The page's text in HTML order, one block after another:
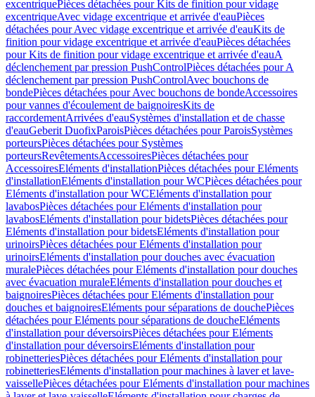
excentriquePièces détachées pour Kits de finition pour vidage
excentriqueAvec vidage excentrique et arrivée d'eauPièces
détachées pour Avec vidage excentrique et arrivée d'eauKits de
finition pour vidage excentrique et arrivée d'eauPièces détachées
pour Kits de finition pour vidage excentrique et arrivée d'eauA
déclenchement par pression PushControlPièces détachées pour A
déclenchement par pression PushControlAvec bouchons de
bondePièces détachées pour Avec bouchons de bondeAccessoires
pour vannes d'écoulement de baignoiresKits de
raccordementArrivées d'eauSystèmes d'installation et de chasse
d'eauGeberit DuofixParoisPièces détachées pour ParoisSystèmes
porteursPièces détachées pour Systèmes
porteursRevêtementsAccessoiresPièces détachées pour
AccessoiresEléments d'installationPièces détachées pour Eléments
d'installationEléments d'installation pour WCPièces détachées pour
Eléments d'installation pour WCEléments d'installation pour
lavabosPièces détachées pour Eléments d'installation pour
lavabosEléments d'installation pour bidetsPièces détachées pour
Eléments d'installation pour bidetsEléments d'installation pour
urinoirsPièces détachées pour Eléments d'installation pour
urinoirsEléments d'installation pour douches avec évacuation
muralePièces détachées pour Eléments d'installation pour douches
avec évacuation muraleEléments d'installation pour douches et
baignoiresPièces détachées pour Eléments d'installation pour
douches et baignoiresEléments pour séparations de douchePièces
détachées pour Eléments pour séparations de doucheEléments
d'installation pour déversoirsPièces détachées pour Eléments
d'installation pour déversoirsEléments d'installation pour
robinetteriesPièces détachées pour Eléments d'installation pour
robinetteriesEléments d'installation pour machines à laver et lave-
vaissellePièces détachées pour Eléments d'installation pour machines